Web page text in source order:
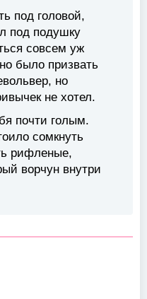
под головой,
под подушку
совсем уж
было призвать
но
не хотел.
почти голым.
сомкнуть
рифленые,
ворчун внутри